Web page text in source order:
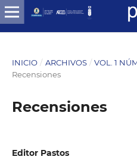
INICIO / ARCHIVOS / VOL. 1
Recensiones
Recensiones
Editor Pastos